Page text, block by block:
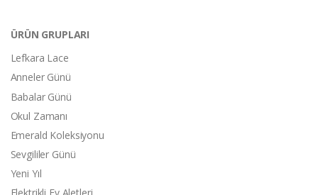
ÜRÜN GRUPLARI
Lefkara Lace
Anneler Günü
Babalar Günü
Okul Zamanı
Emerald Koleksiyonu
Sevgililer Günü
Yeni Yıl